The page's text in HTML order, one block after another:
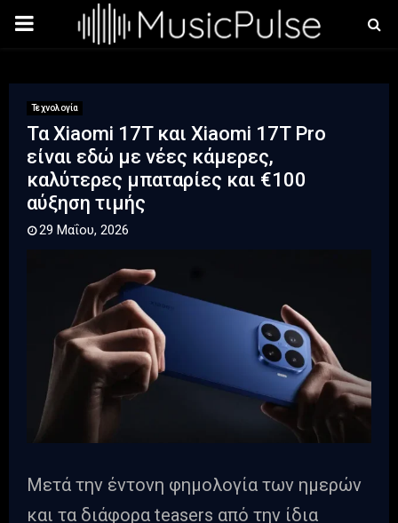
PRIMARY
Τεχνολογία
Τα Xiaomi 17T και Xiaomi 17T Pro
είναι εδώ με νέες κάμερες,
καλύτερες μπαταρίες και €100
αύξηση τιμής
29 Μαΐου, 2026
Μετά την έντονη φημολογία των ημερών
και τα διάφορα teasers από την ίδια